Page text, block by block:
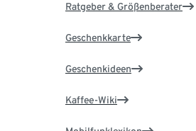
Ratgeber & Größenberater
Geschenkkarte
Geschenkideen
Kaffee-Wiki